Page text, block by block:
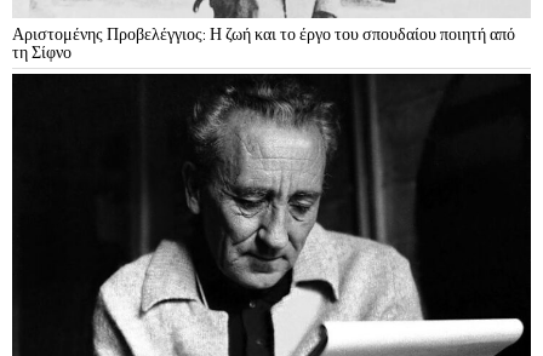
Αριστομένης Προβελέγγιος: Η ζωή και το έργο του σπουδαίου ποιητή από
τη Σίφνο